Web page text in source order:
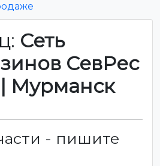
Сеть
СевРес
Мурманск
- пишите